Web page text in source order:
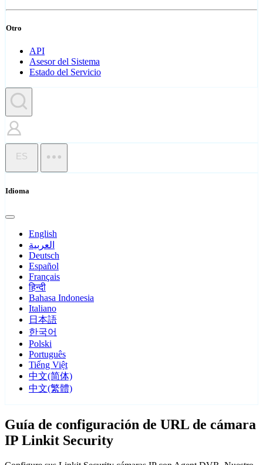
Otro
API
Asesor del Sistema
Estado del Servicio
ES
Idioma
English
العربية
Deutsch
Español
Français
हिन्दी
Bahasa Indonesia
Italiano
日本語
한국어
Polski
Português
Tiếng Việt
中文(简体)
中文(繁體)
Guía de configuración de URL de cámara
IP Linkit Security